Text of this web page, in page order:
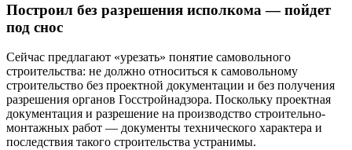
Построил без разрешения исполкома — пойдет
под снос
Сейчас предлагают «урезать» понятие самовольного
строительства: не должно относиться к самовольному
строительство без проектной документации и без получения
разрешения органов Госстройнадзора. Поскольку проектная
документация и разрешение на производство строительно-
монтажных работ — документы технического характера и
последствия такого строительства устранимы.